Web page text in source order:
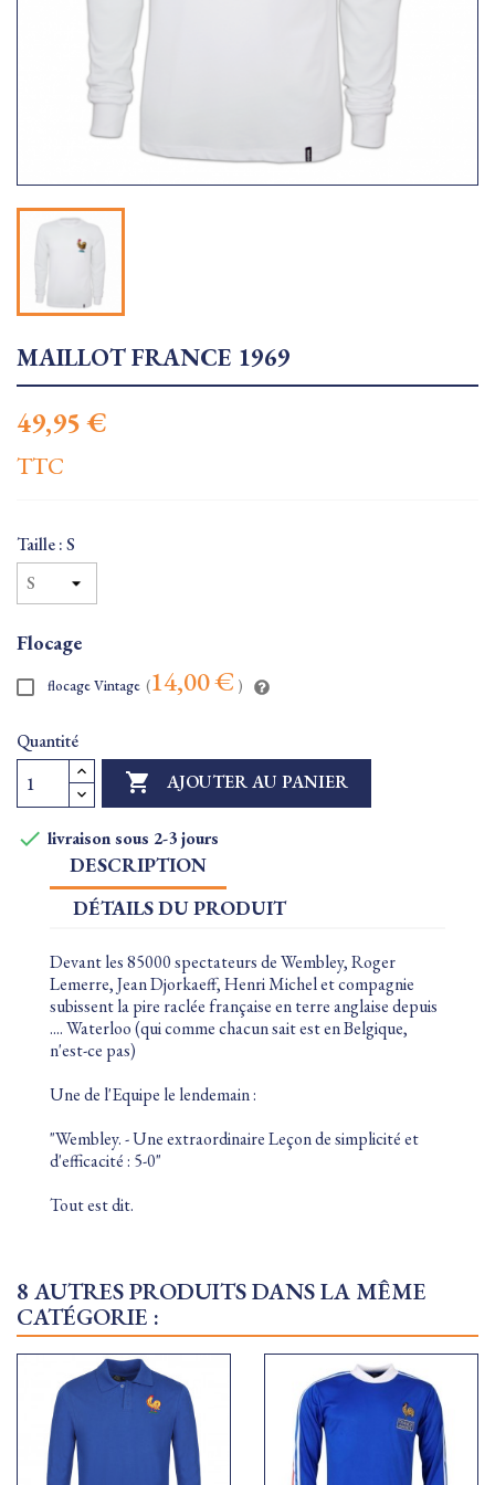
MAILLOT FRANCE 1969
49,95 €
TTC
Taille : S
Flocage
flocage Vintage (14,00 € )
Quantité
 AJOUTER AU PANIER
 livraison sous 2-3 jours
DESCRIPTION
DÉTAILS DU PRODUIT
Devant les 85000 spectateurs de Wembley, Roger
Lemerre, Jean Djorkaeff, Henri Michel et compagnie
subissent la pire raclée française en terre anglaise depuis
.... Waterloo (qui comme chacun sait est en Belgique,
n'est-ce pas)
Une de l'Equipe le lendemain :
"Wembley. - Une extraordinaire Leçon de simplicité et
d'efficacité : 5-0"
Tout est dit.
8 AUTRES PRODUITS DANS LA MÊME
CATÉGORIE :